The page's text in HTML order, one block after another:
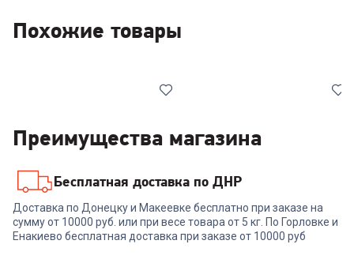
Похожие товары
Морозильная камера
NORDFROST DF 161 WAP
Морозильная камера
INDESIT SFR 100
Преимущества магазина
Бесплатная доставка по ДНР
Доставка по Донецку и Макеевке бесплатно при заказе на
сумму от 10000 руб. или при весе товара от 5 кг. По Горловке и
Енакиево бесплатная доставка при заказе от 10000 руб